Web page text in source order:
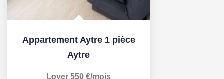
Appartement Aytre 1 pièce
Aytre
Loyer 550 €/mois